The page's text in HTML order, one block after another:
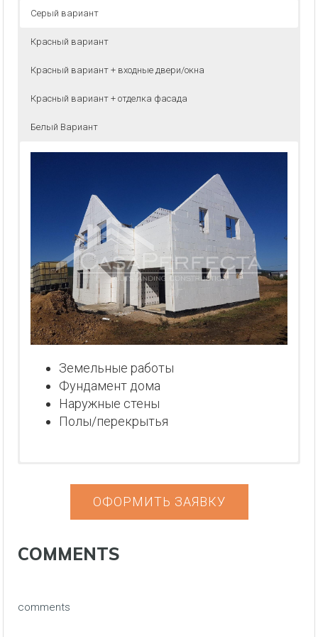
Серый вариант
Красный вариант
Красный вариант + входные двери/окна
Красный вариант + отделка фасада
Белый Вариант
Земельные работы
Фундамент дома
Наружные стены
Полы/перекрытья
ОФОРМИТЬ ЗАЯВКУ
COMMENTS
comments